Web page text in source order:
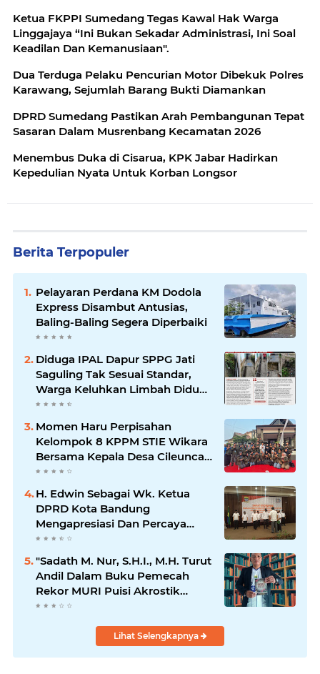
Ketua FKPPI Sumedang Tegas Kawal Hak Warga
Linggajaya “Ini Bukan Sekadar Administrasi, Ini Soal
Keadilan Dan Kemanusiaan".
Dua Terduga Pelaku Pencurian Motor Dibekuk Polres
Karawang, Sejumlah Barang Bukti Diamankan
DPRD Sumedang Pastikan Arah Pembangunan Tepat
Sasaran Dalam Musrenbang Kecamatan 2026
Menembus Duka di Cisarua, KPK Jabar Hadirkan
Kepedulian Nyata Untuk Korban Longsor
Berita Terpopuler
Pelayaran Perdana KM Dodola
Express Disambut Antusias,
Baling-Baling Segera Diperbaiki
Diduga IPAL Dapur SPPG Jati
Saguling Tak Sesuai Standar,
Warga Keluhkan Limbah Diduga
Mengalir ke Sungai
Momen Haru Perpisahan
Kelompok 8 KPPM STIE Wikara
Bersama Kepala Desa Cileunca
di Kecamatan Bojong
H. Edwin Sebagai Wk. Ketua
DPRD Kota Bandung
Mengapresiasi Dan Percaya
Penuh Kepada Kepemimpinan
Merdi Hajiji Sebagai ketua DPD
Lpm Kota Bandung Periode
2021-2026
"Sadath M. Nur, S.H.I., M.H. Turut
Andil Dalam Buku Pemecah
Rekor MURI Puisi Akrostik
Terbanyak
Lihat Selengkapnya